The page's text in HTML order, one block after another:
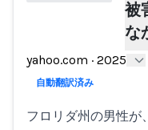
被
な
yahoo.com · 2025
自動翻訳済み
フロリダ州の男性が